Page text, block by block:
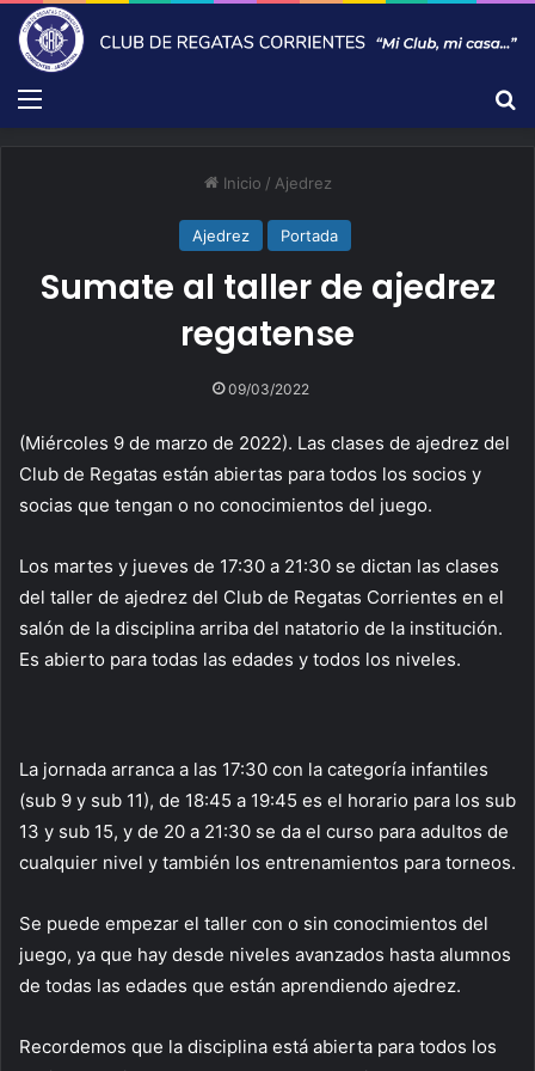
Menú
Inicio / Ajedrez
Ajedrez Portada
Sumate al taller de ajedrez
regatense
09/03/2022
(Miércoles 9 de marzo de 2022). Las clases de ajedrez del
Club de Regatas están abiertas para todos los socios y
socias que tengan o no conocimientos del juego.
Los martes y jueves de 17:30 a 21:30 se dictan las clases
del taller de ajedrez del Club de Regatas Corrientes en el
salón de la disciplina arriba del natatorio de la institución.
Es abierto para todas las edades y todos los niveles.
La jornada arranca a las 17:30 con la categoría infantiles
(sub 9 y sub 11), de 18:45 a 19:45 es el horario para los sub
13 y sub 15, y de 20 a 21:30 se da el curso para adultos de
cualquier nivel y también los entrenamientos para torneos.
Se puede empezar el taller con o sin conocimientos del
juego, ya que hay desde niveles avanzados hasta alumnos
de todas las edades que están aprendiendo ajedrez.
Recordemos que la disciplina está abierta para todos los